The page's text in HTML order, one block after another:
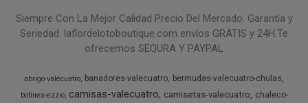
Siempre Con La Mejor Calidad Precio Del Mercado. Garantía y
Seriedad. laflordelotoboutique.com envíos GRATIS y 24H.Te
ofrecemos SEQURA Y PAYPAL
abrigo-valecuatro banadores-valecuatro bermudas-valecuatro-chulas
botines-ezzio camisas-valecuatro camisetas-valecuatro
chaleco-